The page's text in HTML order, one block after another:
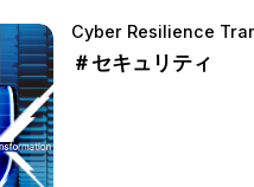
Cyber Resilience
＃セキュリティ